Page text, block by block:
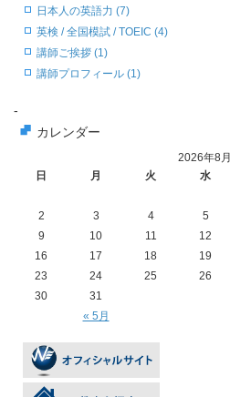
日本人の英語力 (7)
英検 / 全国模試 / TOEIC (4)
講師ご挨拶 (1)
講師プロフィール (1)
-
カレンダー
2026年8月
日
月 火 水
« 5月
2
3 4 5
9
10 11 12
16
17 18 19
23
24 25 26
30
31